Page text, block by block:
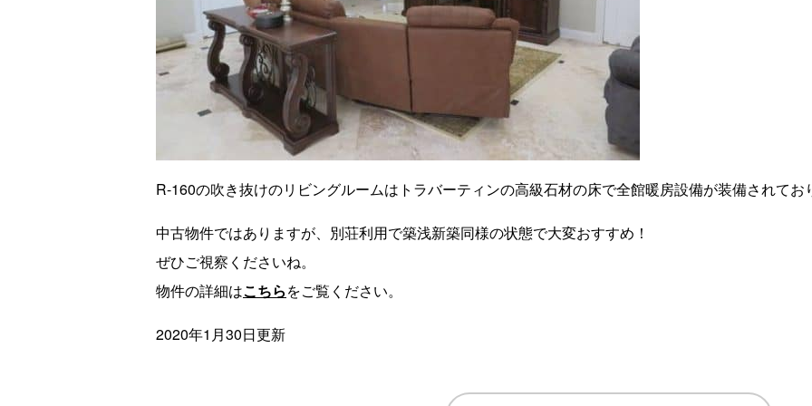
R-160の吹き抜けのリビングルームはトラバーティンの高級石材の床で全館暖房設備が装備されてお
中古物件ではありますが、別荘利用で築浅新築同様の状態で大変おすすめ！
ぜひご視察くださいね。
物件の詳細はこちらをご覧ください。
2020年1月30日更新